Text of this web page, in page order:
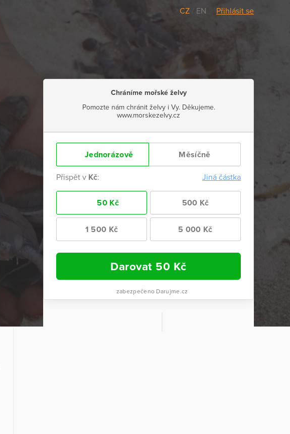
CZ EN Přihlásit se
Chráníme mořské želvy
Pomozte nám chránit želvy i Vy. Děkujeme.
www.morskezelvy.cz
Jednorázově Měsíčně
Přispět v Kč: Jiná částka
50 Kč 500 Kč
1 500 Kč 5 000 Kč
Darovat 50 Kč
zabezpečeno Darujme.cz